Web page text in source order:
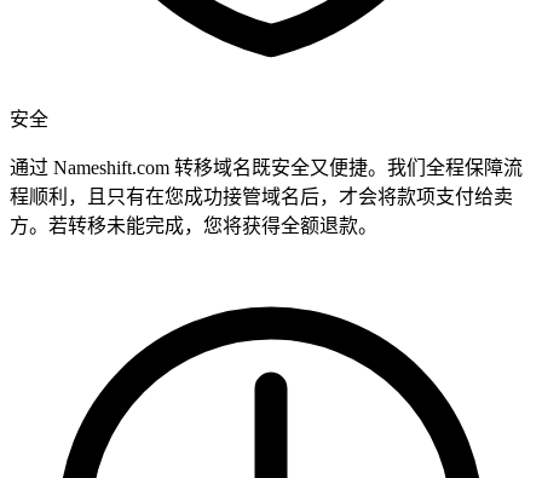
安全
通过 Nameshift.com 转移域名既安全又便捷。我们全程保障流
程顺利，且只有在您成功接管域名后，才会将款项支付给卖
方。若转移未能完成，您将获得全额退款。